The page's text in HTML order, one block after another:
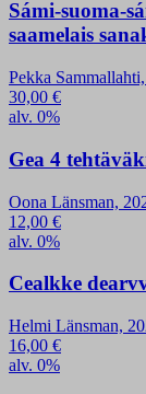
Sámi-suoma-
saamelais
Pekka
30,00 €
alv. 0%
Gea 4
Oona Länsman,
12,00 €
alv. 0%
Cealkke
Helmi Länsman,
16,00 €
alv. 0%